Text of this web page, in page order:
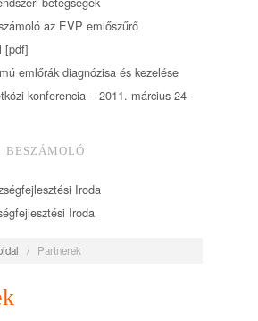
az EVP emlőszűrő
[pdf]
emlőrák diagnózisa és kezelése
konferencia – 2011. március 24-
BESZÁMOLÓ
Iroda
Iroda
/ Partnerek